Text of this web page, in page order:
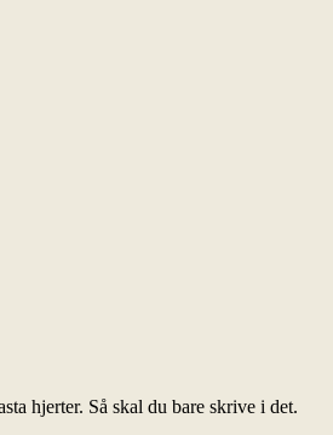
hjerter. Så skal du bare skrive i det.